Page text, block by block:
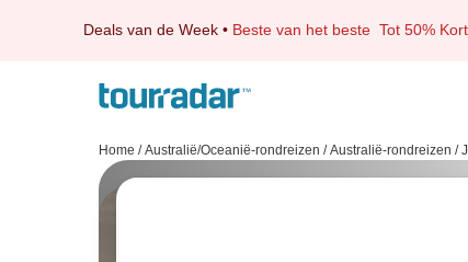
Deals van de Week • Beste van het beste Tot 50%
Home / Australië/Oceanië-rondreizen / Australië-rondreizen /